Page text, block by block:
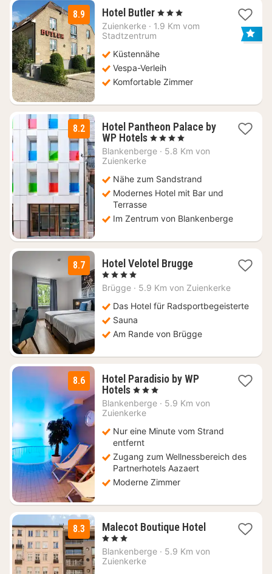
8.9 Hotel Butler3
Nächte
€
, 3 Sterne
Zuienkerke · 1.9 Km vom
Stadtzentrum
Küstennähe
Vespa-Verleih
Komfortable Zimmer
8.2
Hotel Pantheon Palace by
WP Hotels2
Nächte
ab
€
, 4 Sterne
Blankenberge · 5.8 Km von
Zuienkerke
Nähe zum Sandstrand
Modernes Hotel mit Bar und
Terrasse
Im Zentrum von Blankenberge
8.7 Hotel Velotel Brugge1
ab
€
, 4 Sterne
Brügge · 5.9 Km von Zuienkerke
Das Hotel für Radsportbegeisterte
Sauna
Am Rande von Brügge
8.6
Hotel Paradisio by WP
Hotels1
Nacht
ab
€
, 3 Sterne
Blankenberge · 5.9 Km von
Zuienkerke
Nur eine Minute vom Strand
entfernt
Zugang zum Wellnessbereich des
Partnerhotels Aazaert
Moderne Zimmer
8.3 Malecot Boutique Hotel1
ab
, 3 Sterne
Blankenberge · 5.9 Km von
Zuienkerke